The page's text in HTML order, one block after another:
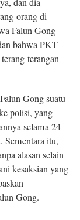
orang di
Falun Gong
bahwa PKT
terangan
Gong suatu
polisi, yang
selama 24
Sementara itu,
alasan selain
kesaksian yang
Gong.